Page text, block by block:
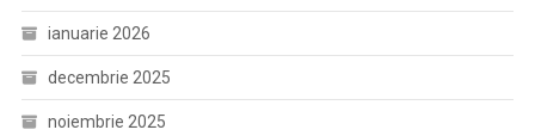
ianuarie 2026
decembrie 2025
noiembrie 2025